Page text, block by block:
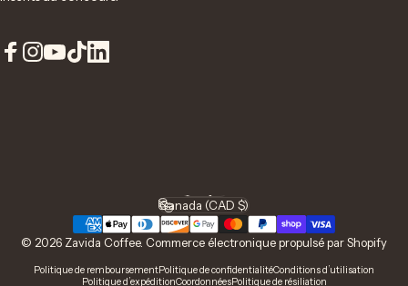
© 2026 Zavida Coffee. Commerce électronique propulsé par Shopify
Politique de remboursementPolitique de confidentialitéConditions d’utilisation
Politique d’expéditionCoordonnéesPolitique de résiliation
Langue
Pays/région
Canada (CAD $)